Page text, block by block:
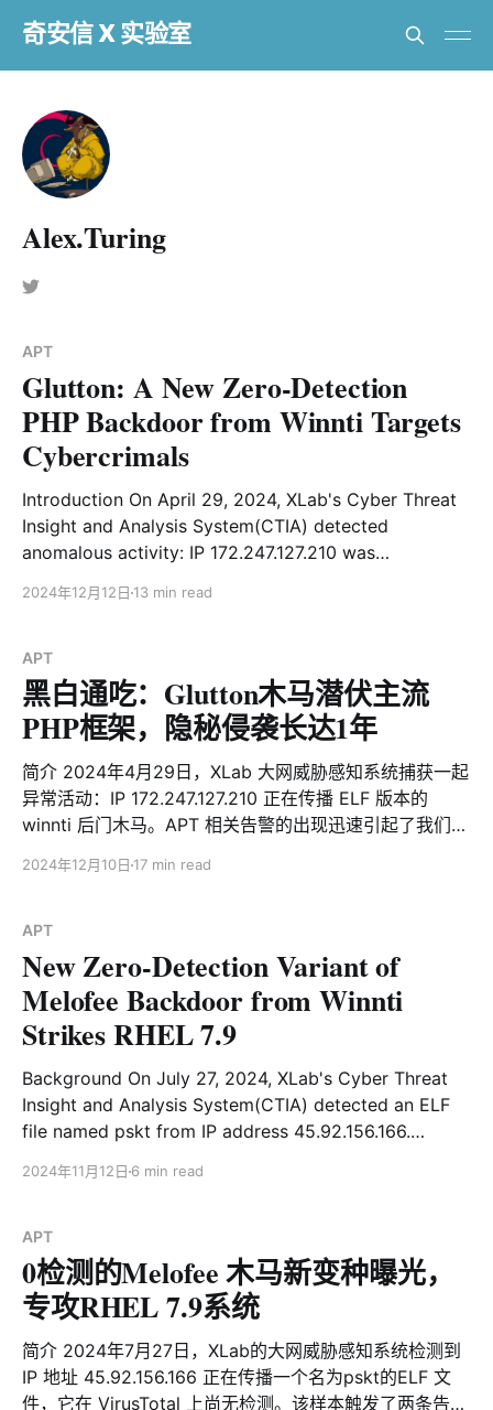
奇安信 X 实验室
Alex.Turing
APT
Glutton: A New Zero-Detection
PHP Backdoor from Winnti Targets
Cybercrimals
Introduction On April 29, 2024, XLab's Cyber Threat
Insight and Analysis System(CTIA) detected
anomalous activity: IP 172.247.127.210 was
investigation revealed the same IP had, on December
file, init_task.txt, providing
2024年12月12日 13 min read
APT
黑白通吃：Glutton木马潜伏主流
PHP框架，隐秘侵袭长达1年
简介 2024年4月29日，XLab 大网威胁感知系统捕获一起
异常活动：IP 172.247.127.210 正在传播 ELF 版本的
winnti 后门木马。APT 相关告警的出现迅速引起了我们的
一个VirusTotal 0检测的恶意PHP文件init_task.txt ，这一
为线索，我们进一步发现了一系列关联的恶意 PHP
payload，包括 task_loader、init_task_win32、
client_loader、client_task、fetch_task、l0ader_shell
等。这些 payload 的设计灵活，既可以单独运行，
2024年12月10日 17 min read
APT
New Zero-Detection Variant of
Melofee Backdoor from Winnti
Strikes RHEL 7.9
Background On July 27, 2024, XLab's Cyber Threat
Insight and Analysis System(CTIA) detected an ELF
file named pskt from IP address 45.92.156.166.
two alerts: an Overlay section and a communication
2024年11月12日 6 min read
APT
0检测的Melofee 木马新变种曝光，
专攻RHEL 7.9系统
简介 2024年7月27日，XLab的大网威胁感知系统检测到
IP 地址 45.92.156.166 正在传播一个名为pskt的ELF 文
件，它在 VirusTotal 上尚无检测。该样本触发了两条告